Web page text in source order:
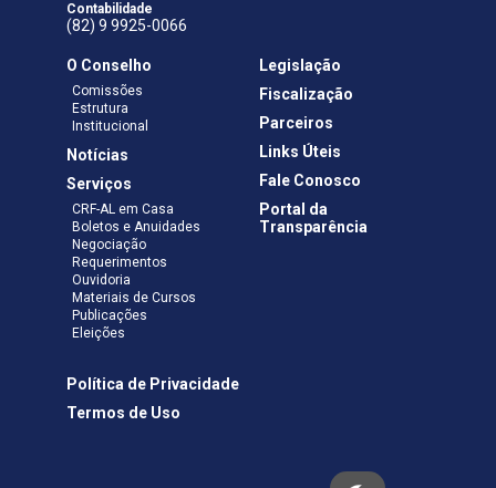
Contabilidade
(82) 9 9925-0066
O Conselho
Comissões
Estrutura
Institucional
Notícias
Serviços
CRF-AL em Casa
Boletos e Anuidades
Negociação
Requerimentos
Ouvidoria
Materiais de Cursos
Publicações
Eleições
Legislação
Fiscalização
Parceiros
Links Úteis
Fale Conosco
Portal da
Transparência
Política de Privacidade
Termos de Uso